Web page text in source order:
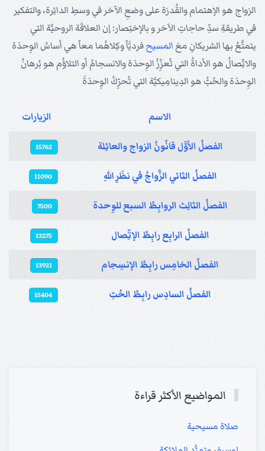
الزواج هو الإهتمام والقُدرَة على وضعِ الآخر في وسطِ الدائِرة، والتفكير
في طريقةِ سدِّ حاجاتِ الآخر و بالإختِصار: إن العلاقَة الروحيَّة التي
يتمتَّعُ بها الشريكانِ معَ المسيحفرديَّاً وكِلاهُما معاً هي أساسُ الوِحدَة
والاتِّصالُ هو الأداةُ التي تُعزِّزُ الوِحدَة والانسجامُ أو التلاؤُم هو بُرهانُ
الوِحدَة والحُبُّ هو الدِينامِيكيَّة التي تُحرِّكُ الوِحدَةَ
الاسم الزيارات
الفصلُ الأوَّل قانُونُ الزواج والعائِلة 15762
الفصلُ الثاني الزَّواجُ في نظَرِ اللهِ 11090
الفصلُ الثالِث الروابِطُ السبع للوِحدة 7500
الفصلُ الرابِع رابِطُ الإتِّصال 13275
الفصلُ الخامِس رابِطُ الإنسِجام 13921
الفصلُ السادِس رابِطُ الحُبّ 15404
المواضيع الأكثر قراءة
صلاة مسيحية